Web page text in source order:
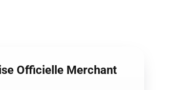
Officielle Merchant